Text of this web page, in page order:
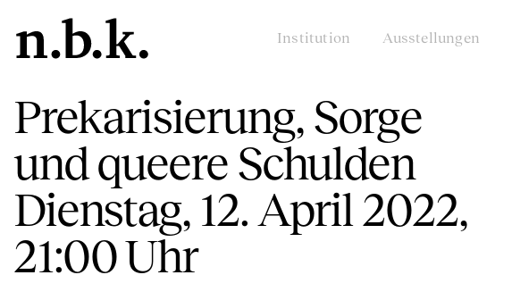
Institution Ausstellungen
Prekarisierung, Sorge
und queere Schulden
Dienstag, 12. April 2022,
21:00 Uhr